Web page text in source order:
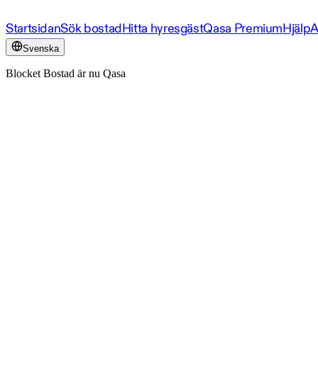
StartsidanSök bostadHitta hyresgästQasa PremiumHjälp
Svenska
Blocket Bostad är nu Qasa